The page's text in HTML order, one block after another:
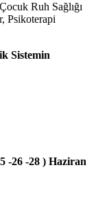
Ruh Sağlığı
Psikoterapi
Sistemin
-26 -28 ) Haziran